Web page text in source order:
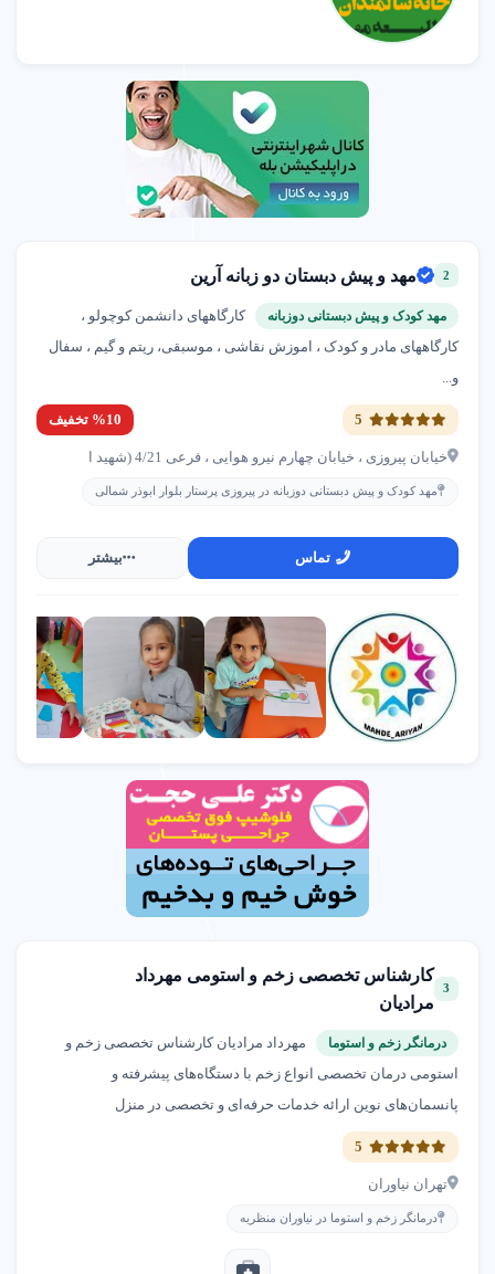
سولاریوم زنانه الیاسی
مهدکودک و پیش‌دبستانی نارگل آموزش خلاق محیط امن
لاستیک فروشی محمدیان
منطقه 2
02133915310
مرجع نیازمندی های پیام اول | معرفی مشاغل
اشرفی اصفهانی
2 مهد و پیش دبستان دو زبانه آرین
مهد کودک و پیش دبستانی دوزبانه
کارگاههای دانشمن کوچولو ،
کارگاههای مادر و کودک ، اموزش نقاشی ، موسبقی، ریتم و گیم ، سفال
و...
%10 تخفیف
خیابان پیروزی ، خیابان چهارم نیرو هوایی ، فرعی 4/21 (شهید ا
مهد کودک و پیش دبستانی دوزبانه در پیروزی پرستار بلوار ابوذر شمالی
تماس بیشتر
3
کارشناس تخصصی زخم و استومی مهرداد
مرادیان
درمانگر زخم و استوما
مهرداد مرادیان کارشناس تخصصی زخم و
استومی درمان تخصصی انواع زخم با دستگاه‌های پیشرفته و
پانسمان‌های نوین ارائه خدمات حرفه‌ای و تخصصی در منزل
تهران نیاوران
درمانگر زخم و استوما در نیاوران منظریه